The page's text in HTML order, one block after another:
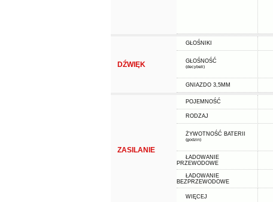
DŹWIĘK
GŁOŚNIKI
GŁOŚNOŚĆ
(decybeli)
GNIAZDO 3,5MM
ZASILANIE
POJEMNOŚĆ
RODZAJ
ŻYWOTNOŚĆ BATERII
(godzin)
ŁADOWANIE
PRZEWODOWE
ŁADOWANIE
BEZPRZEWODOWE
WIĘCEJ